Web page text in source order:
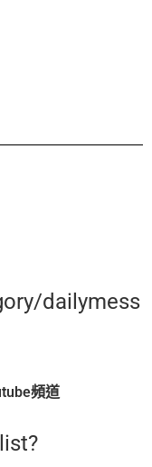
dailymess
頻道